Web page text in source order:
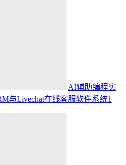
AI辅助编程实
与Livechat在线客服软件系统1